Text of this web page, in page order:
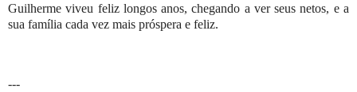
Guilherme viveu feliz longos anos, chegando a ver seus netos, e a
sua família cada vez mais próspera e feliz.
---